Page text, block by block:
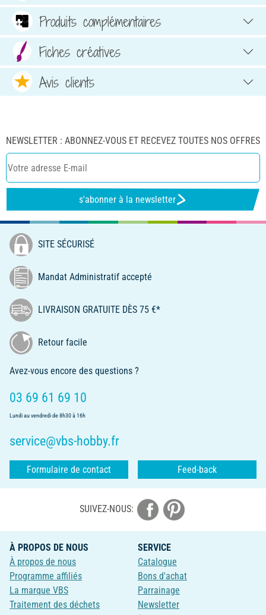
Produits complémentaires
Fiches créatives
Avis clients
NEWSLETTER : ABONNEZ-VOUS ET RECEVEZ TOUTES NOS OFFRES
s'abonner à la newsletter
SITE SÉCURISÉ
Mandat Administratif accepté
LIVRAISON GRATUITE DÈS 75 €*
Retour facile
Avez-vous encore des questions ?
03 69 61 69 10
Lundi au vendredi de 8h30 à 16h
service@vbs-hobby.fr
Formulaire de contact Feed-back
SUIVEZ-NOUS:
À PROPOS DE NOUS
À propos de nous
Programme affiliés
La marque VBS
Traitement des déchets
SERVICE
Catalogue
Bons d'achat
Parrainage
Newsletter